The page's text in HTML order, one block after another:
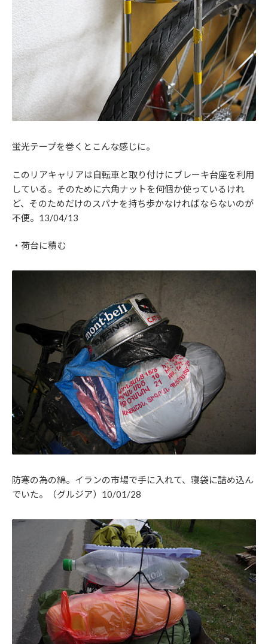
蛍光テープを巻くとこんな感じに。
このリアキャリアは自転車と取り付けにブレーキ台座を利用
している。そのために六角ナットを何個か使っているけれ
ど、そのためだけのスパナを持ち歩かなければならないのが
不便。13/04/13
・荷台に積む
防寒の為の綿。イランの市場で手に入れて、寝袋に詰め込ん
でいた。（グルジア）10/01/28